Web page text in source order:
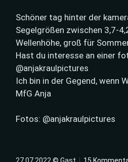
Schöner tag hinter der
Segelgrößen zwischen 3,7-
Wellenhöhe, groß für
Hast du interesse an einer
@anjakraulpictures
Ich bin in der Gegend, wenn
MfG Anja
Fotos: @anjakraulpictures
27.07.2022 © Gast 15